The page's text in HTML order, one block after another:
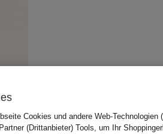
Cookies und andere Web-Technologien
(Drittanbieter) Tools, um Ihr